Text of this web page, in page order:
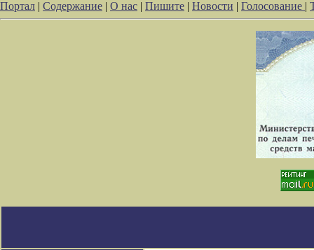
Портал | Содержание | О нас | Пишите | Новости | Голосование |